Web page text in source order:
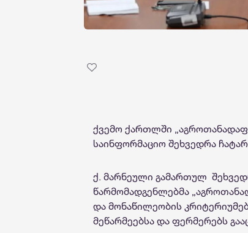
ქვემო ქართლში
საინფორმაციო შეხვედრა
ქ. მარნეული გამართულ
წარმომადგენლებმა
და მონაწილეობის
მეწარმეებსა და ფერმერებს